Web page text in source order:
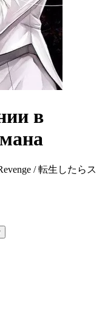
в
/ 転生したらス